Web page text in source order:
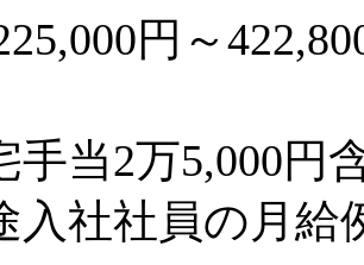
円～
手当2万5,000円
入社社員の月給